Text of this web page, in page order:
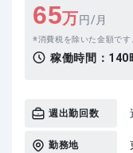
65万円/月
消費税を除いた金額です
稼働時間： 140
週出勤回数
勤務地